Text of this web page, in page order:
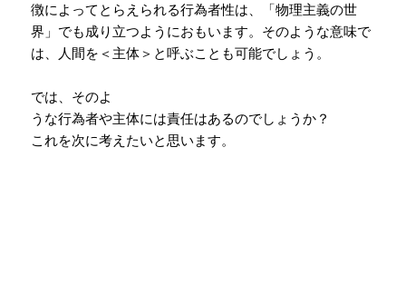
徴によってとらえられる行為者性は、「物理主義の世
界」でも成り立つようにおもいます。 そのような意味で
は、人間を＜主体＞と呼ぶことも可能でしょう。
では、そのよ
うな行為者や主体には責任はあるのでしょうか？
これを次に考えたいと思います。